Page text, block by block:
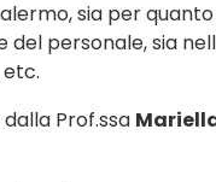
sia per
del personale, sia
Prof.ssa